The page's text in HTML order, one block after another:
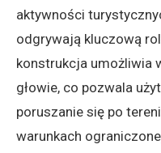
aktywności
odgrywają kluczową
konstrukcja umożliwia
głowie, co pozwala
poruszanie się po
warunkach